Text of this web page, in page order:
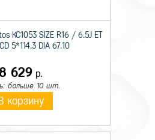
КС1053 SIZE R16 / 6.5J ET
5*114.3 DIA 67.10
8 629р.
больше 10 шт.
корзину